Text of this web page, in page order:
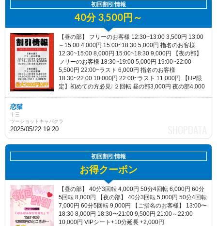
初回割引情報
40分 3,500円～
【昼の部】 フリーのお客様 12:30~13:00 3,500円 13:00
～15:00 4,000円 15:00~18:30 5,000円 指名のお客様
12:30~15:00 8,000円 15:00~18:30 9,000円 【夜の部】
フリーのお客様 18:30~19:00 5,000円 19:00~22:00
5,500円 22:00~ラスト 6,000円 指名のお客様
18:30~22:00 10,000円 22:00~ラスト 11,000円 【HP限
定】初めての方必見❕ ２回転 昼の部3,000円 夜の部4,000
恋猫
十三
ツーショットキャバクラ
2025/05/22 19:20
初回割引情報
お得クーポン
【昼の部】 40分3回転 4,000円 50分4回転 6,000円 60分
5回転 8,000円 【夜の部】 40分3回転 5,000円 50分4回転
7,000円 60分5回転 9,000円 【ご指名のお客様】 13:00〜
18:30 8,000円 18:30〜21:00 9,500円 21:00～22:00
10,000円 VIPシート+10分延長 +2,000円